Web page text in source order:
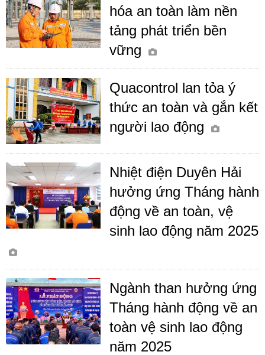
hóa an toàn làm nền
tảng phát triển bền
vững
Quacontrol lan tỏa ý
thức an toàn và gắn kết
người lao động
Nhiệt điện Duyên Hải
hưởng ứng Tháng hành
động về an toàn, vệ
sinh lao động năm 2025
Ngành than hưởng ứng
Tháng hành động về an
toàn vệ sinh lao động
năm 2025